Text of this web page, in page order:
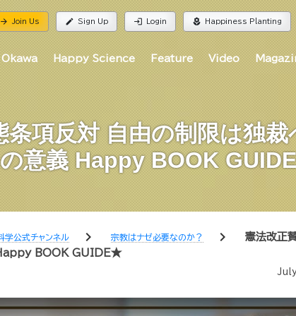
Join Us edit Sign Up login Login local_florist Happiness Planting
Happy Science Feature Video
条項反対 自由の制限は独
の意義 Happy BOOK
学公式チャンネル chevron_right 宗教はナゼ必要なのか？ chevron_right
憲法改正
Happy BOOK GUIDE★